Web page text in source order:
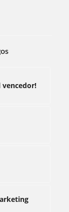
vencedor!